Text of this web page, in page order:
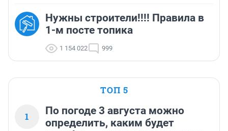
Нужны строители!!!! Правила в
1-м посте топика
1 154 022 999
ТОП 5
1
По погоде 3 августа можно
определить, каким будет